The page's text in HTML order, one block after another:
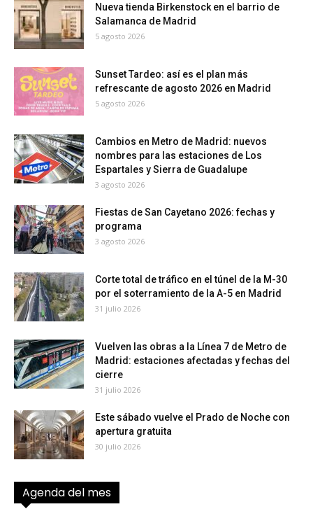
Nueva tienda Birkenstock en el barrio de
Salamanca de Madrid
5 agosto 2026
Sunset Tardeo: así es el plan más
refrescante de agosto 2026 en Madrid
5 agosto 2026
Cambios en Metro de Madrid: nuevos
nombres para las estaciones de Los
Espartales y Sierra de Guadalupe
3 agosto 2026
Fiestas de San Cayetano 2026: fechas y
programa
3 agosto 2026
Corte total de tráfico en el túnel de la M-30
por el soterramiento de la A-5 en Madrid
31 julio 2026
Vuelven las obras a la Línea 7 de Metro de
Madrid: estaciones afectadas y fechas del
cierre
31 julio 2026
Este sábado vuelve el Prado de Noche con
apertura gratuita
30 julio 2026
Agenda del mes